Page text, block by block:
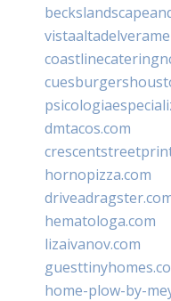
dmtacos.com
hornopizza.com
hematologa.com
lizaivanov.com
home-plow-by-